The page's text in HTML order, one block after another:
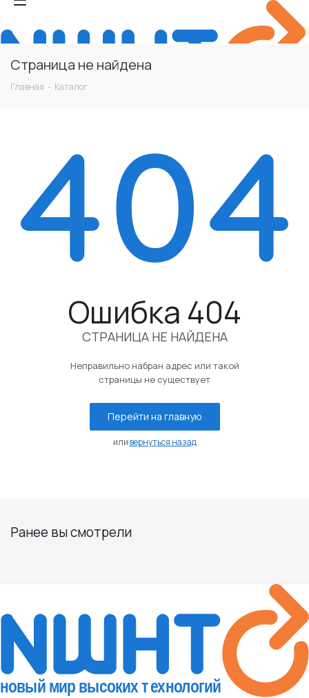
Страница не найдена
Главная - Каталог
Ошибка 404
СТРАНИЦА НЕ НАЙДЕНА
Неправильно набран адрес или такой
страницы не существует
Перейти на главную
или вернуться назад
Ранее вы смотрели